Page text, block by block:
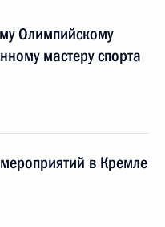
Олимпийскому
мастеру спорта
в Кремле